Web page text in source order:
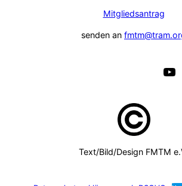
Mitgliedsantrag
senden an
YouTube
Text/Bild/Design FMTM